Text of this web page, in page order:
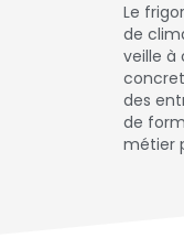
Le
de
veille
des
de
métier